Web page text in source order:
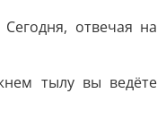
отвечая на
тылу вы ведёте